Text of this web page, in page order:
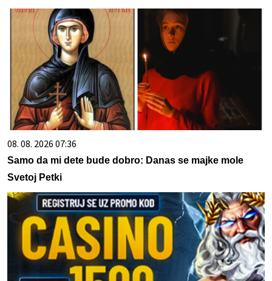
08. 08. 2026 07:36
Samo da mi dete bude dobro: Danas se majke mole
Svetoj Petki